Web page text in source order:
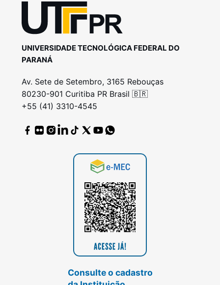
UNIVERSIDADE TECNOLÓGICA FEDERAL DO
PARANÁ
Av. Sete de Setembro, 3165 Rebouças
80230-901 Curitiba PR Brasil 🇧🇷
+55 (41) 3310-4545
Consulte o cadastro